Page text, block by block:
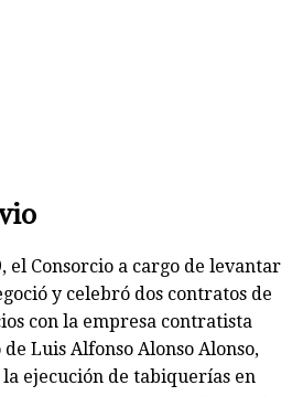
el Consorcio a cargo de levantar
y celebró dos contratos de
con la empresa contratista
de Luis Alfonso Alonso Alonso,
ejecución de tabiquerías en